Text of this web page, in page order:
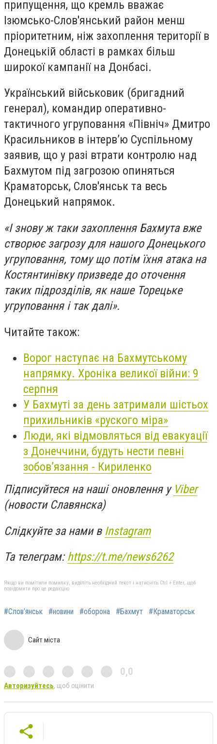
припущення, що кремль вважає
Ізюмсько-Слов'янський район менш
пріоритетним, ніж захоплення території в
Донецькій області в рамках більш
широкої кампанії на Донбасі.
Український військовик (бригадний
генерал), командир оперативно-
тактичного угруповання «Північ» Дмитро
Красильников в інтерв’ю Суспільному
заявив, що у разі втрати контролю над
Бахмутом під загрозою опиняться
Краматорськ, Слов'янськ та весь
Донецький напрямок.
«І знову ж таки захоплення Бахмута вже
створює загрозу для нашого Донецького
угруповання, тому що потім їхня атака на
Костянтинівку призведе до оточення
таких підрозділів, як наше Торецьке
угруповання і так далі».
Читайте також:
Ворог наступає на Бахмутському
напрямку. Хроніка великої війни: 9
серпня
У Бахмуті за день затримали шістьох
прихильників «руского міра»
Люди, які відмовляться від евакуації
з Донеччини, будуть нести певні
зобов’язання - Кириленко
Підписуйтеся на наші оновлення у Viber
(новости Славянска)
Слідкуйте за нами в Instagram
Та телеграм:https://t.me/news6262
Якщо ви помітили помилку, виділіть необхідний текст і натисніть Ctrl + Enter, щоб
повідомити про це редакцію
#Слов’янськ #новини #оборона #Бахмут #Краматорськ
Сайт міста
0,0
Авторизуйтесь, щоб оцінити